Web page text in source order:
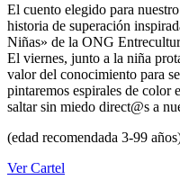
El cuento elegido para
historia de superación
Niñas» de la ONG
El viernes, junto a la niña
valor del conocimiento para
pintaremos espirales de color
saltar sin miedo direct@s a
(edad recomendada 3-99
Ver Cartel